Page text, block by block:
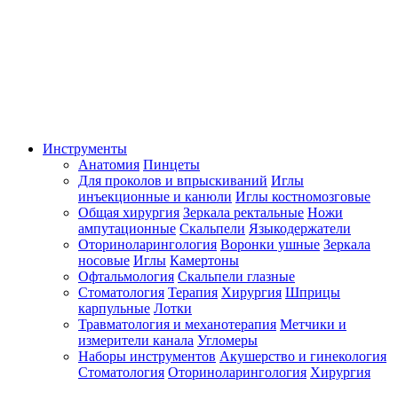
Инструменты
Анатомия Пинцеты
Для проколов и впрыскиваний Иглы
инъекционные и канюли Иглы костномозговые
Общая хирургия Зеркала ректальные Ножи
ампутационные Скальпели Языкодержатели
Оториноларингология Воронки ушные Зеркала
носовые Иглы Камертоны
Офтальмология Скальпели глазные
Стоматология Терапия Хирургия Шприцы
карпульные Лотки
Травматология и механотерапия Метчики и
измерители канала Угломеры
Наборы инструментов Акушерство и гинекология
Стоматология Оториноларингология Хирургия